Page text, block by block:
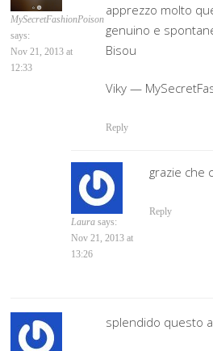
MySecretFashionPoison
says:
Nov 21, 2013 at
12:33
apprezzo molto
genuino e
Bisou
Viky —
Reply
Laura says:
Nov 21, 2013 at
13:26
grazie che
Reply
splendido questo